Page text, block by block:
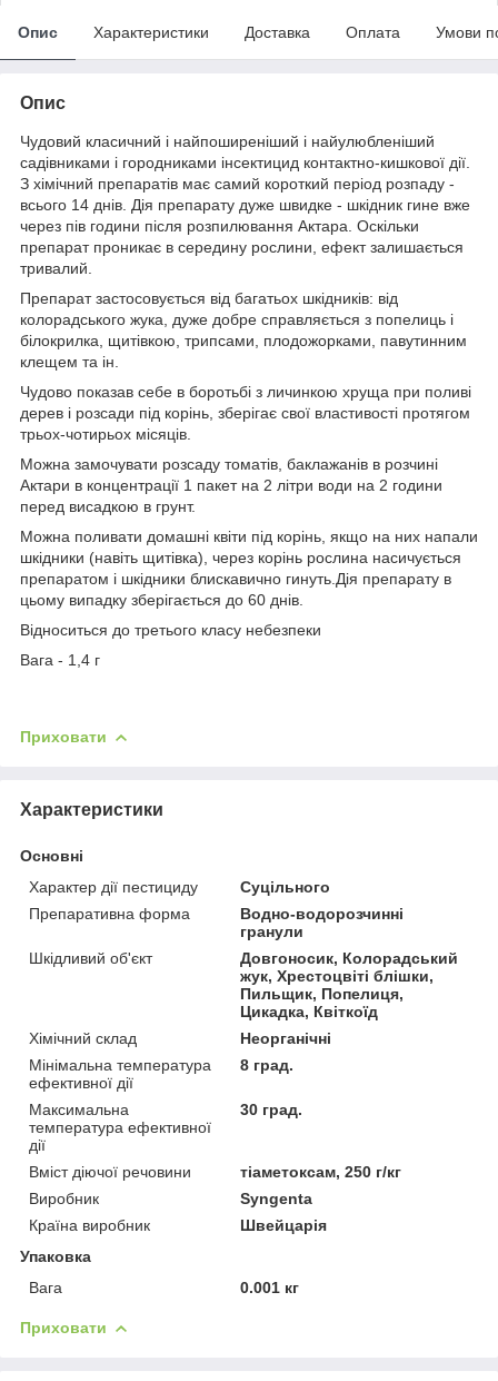
Опис Характеристики Доставка Оплата Умови
Опис
Чудовий класичний і найпоширеніший і найулюбленіший
садівниками і городниками інсектицид контактно-кишкової дії.
З хімічний препаратів має самий короткий період розпаду -
всього 14 днів. Дія препарату дуже швидке - шкідник гине вже
через пів години після розпилювання Актара. Оскільки
препарат проникає в середину рослини, ефект залишається
тривалий.
Препарат застосовується від багатьох шкідників: від
колорадського жука, дуже добре справляється з попелиць і
білокрилка, щитівкою, трипсами, плодожорками, павутинним
клещем та ін.
Чудово показав себе в боротьбі з личинкою хруща при поливі
дерев і розсади під корінь, зберігає свої властивості протягом
трьох-чотирьох місяців.
Можна замочувати розсаду томатів, баклажанів в розчині
Актари в концентрації 1 пакет на 2 літри води на 2 години
перед висадкою в грунт.
Можна поливати домашні квіти під корінь, якщо на них напали
шкідники (навіть щитівка), через корінь рослина насичується
препаратом і шкідники блискавично гинуть.Дія препарату в
цьому випадку зберігається до 60 днів.
Відноситься до третього класу небезпеки
Вага - 1,4 г
Приховати
Характеристики
Основні
Характер дії пестициду
Суцільного
Препаративна форма
Водно-водорозчинні
гранули
Шкідливий об'єкт
Довгоносик, Колорадський
жук, Хрестоцвіті блішки,
Пильщик, Попелиця,
Цикадка, Квіткоїд
Хімічний склад
Неорганічні
Мінімальна температура
ефективної дії
8 град.
Максимальна
температура ефективної
дії
30 град.
Вміст діючої речовини
тіаметоксам, 250 г/кг
Виробник
Syngenta
Країна виробник
Швейцарія
Упаковка
Вага
0.001 кг
Приховати